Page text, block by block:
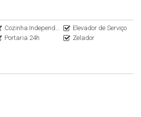
Cozinha Independente
Elevador de Serviço
Portaria 24h
Zelador